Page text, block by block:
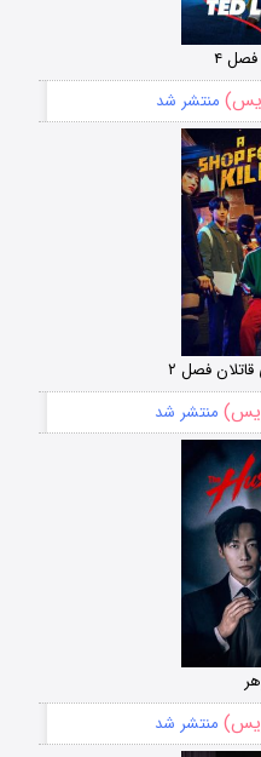
۴
منتشر شد
فصل ۲
منتشر شد
منتشر شد